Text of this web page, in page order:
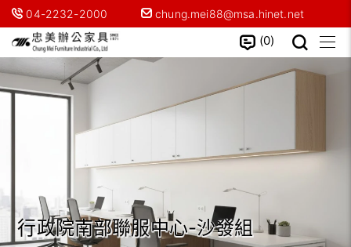
04-2232-2000 chung.mei88@msa.hinet.net
0
行政院南部聯服中心-沙發組